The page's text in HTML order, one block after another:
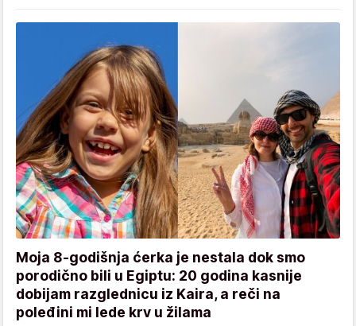
Moja 8-godišnja ćerka je nestala dok smo
porodično bili u Egiptu: 20 godina kasnije
dobijam razglednicu iz Kaira, a reči na
poleđini mi lede krv u žilama